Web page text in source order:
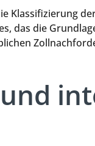
Klassifizierung
das die